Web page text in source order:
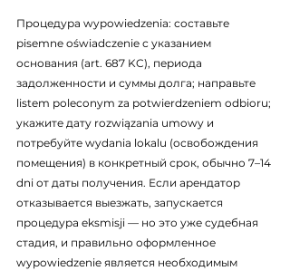
Процедура wypowiedzenia: составьте
pisemne oświadczenie с указанием
основания (art. 687 KC), периода
задолженности и суммы долга; направьте
listem poleconym za potwierdzeniem odbioru;
укажите дату rozwiązania umowy и
потребуйте wydania lokalu (освобождения
помещения) в конкретный срок, обычно 7–14
dni от даты получения. Если арендатор
отказывается выезжать, запускается
процедура eksmisji — но это уже судебная
стадия, и правильно оформленное
wypowiedzenie является необходимым